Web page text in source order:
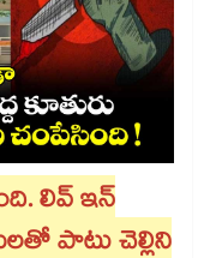
లివ్ ఇన్
పాటు చెల్లిని